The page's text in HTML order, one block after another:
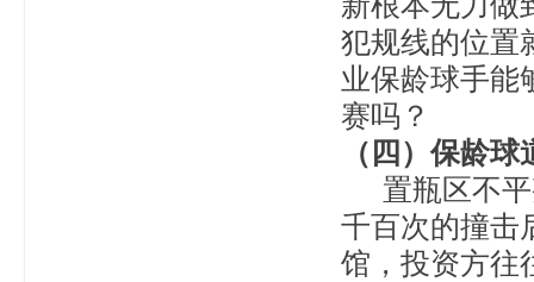
犯规线的位置
业保龄球手能
赛吗？
（四）保龄
置瓶区不平
千百次的撞击
馆，投资方往